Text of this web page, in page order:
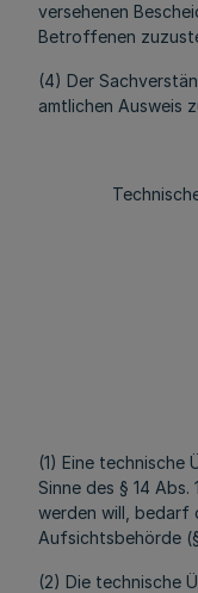
versehenen
Betroffenen
(4) Der
amtlichen Ausweis
(1) Eine technische
Sinne des § 14
werden will, bedarf
Aufsichtsbehörde
(2) Die technische